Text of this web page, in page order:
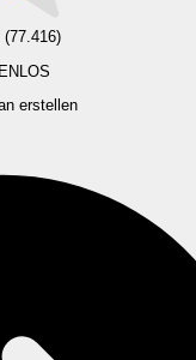
erstellen